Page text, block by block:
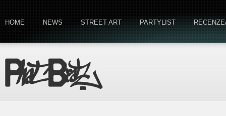
HOME NEWS STREET ART PARTYLIST